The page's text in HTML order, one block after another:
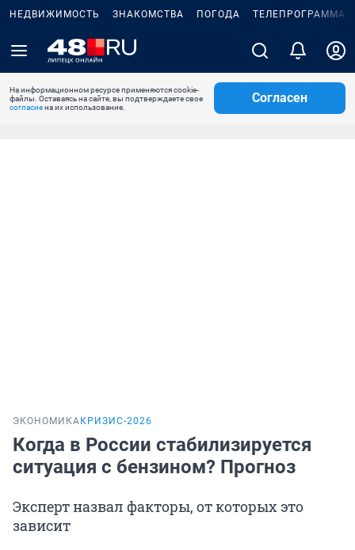
НЕДВИЖИМОСТЬ ЗНАКОМСТВА ПОГОДА ТЕЛЕПРОГРАММА
На информационном ресурсе применяются cookie-
файлы. Оставаясь на сайте, вы подтверждаете свое
согласиена их использование.
Согласен
ЭКОНОМИКА КРИЗИС-2026
Когда в России стабилизируется
ситуация с бензином? Прогноз
Эксперт назвал факторы, от которых это
зависит